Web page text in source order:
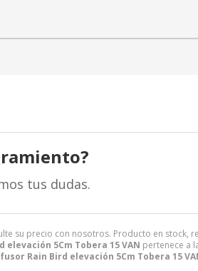
su precio con nosotros. Producto en stock,
elevación 5Cm Tobera 15 VAN pertenece a
Rain Bird elevación 5Cm Tobera 15
tus dudas.